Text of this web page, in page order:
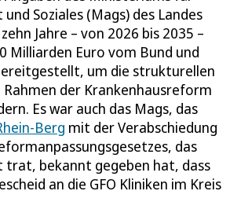
Soziales (Mags) des Landes
Jahre – von 2026 bis 2035 –
Milliarden Euro vom Bund und
um die strukturellen
der Krankenhausreform
Es war auch das Mags, das
Berg mit der Verabschiedung
das
bekannt gegeben hat, dass
an die GFO Kliniken im Kreis